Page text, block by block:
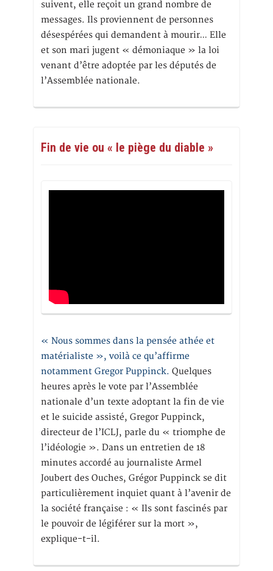
suivent, elle reçoit un grand nombre de
messages. Ils proviennent de personnes
désespérées qui demandent à mourir… Elle
et son mari jugent « démoniaque » la loi
venant d’être adoptée par les députés de
l’Assemblée nationale.
Fin de vie ou « le piège du diable »
« Nous sommes dans la pensée athée et
matérialiste », voilà ce qu’affirme
notamment Gregor Puppinck. Quelques
heures après le vote par l’Assemblée
nationale d’un texte adoptant la fin de vie
et le suicide assisté, Gregor Puppinck,
directeur de l’ICLJ, parle du « triomphe de
l’idéologie ». Dans un entretien de 18
minutes accordé au journaliste Armel
Joubert des Ouches, Grégor Puppinck se dit
particulièrement inquiet quant à l’avenir de
la société française : « Ils sont fascinés par
le pouvoir de légiférer sur la mort »,
explique-t-il.